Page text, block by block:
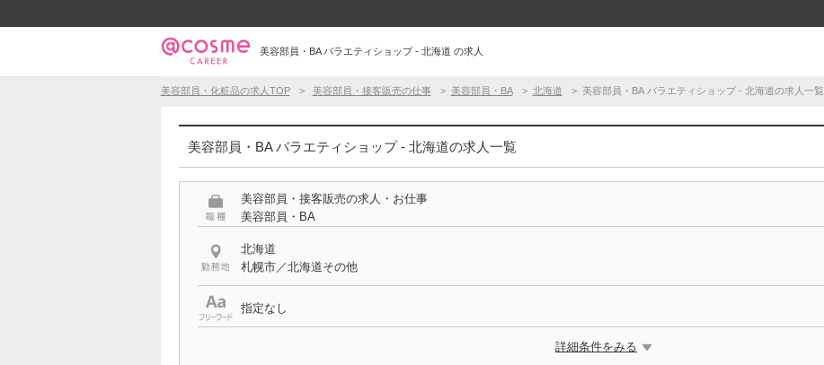
美容部員・BA バラエティショップ - 北海道 の求人
美容部員・化粧品の求人TOP 美容部員・接客販売の仕事 美容部員・BA 北海道 美容部員・BA バラエティショップ - 北海道の求人一覧
美容部員・BA バラエティショップ - 北海道の求人一覧
美容部員・接客販売の求人・お仕事
美容部員・BA
北海道
札幌市／北海道その他
指定なし
詳細条件をみる